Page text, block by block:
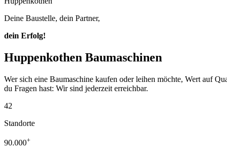
Deine Baustelle, dein Partner,
dein Erfolg!
Huppenkothen Baumaschinen
Wer sich eine Baumaschine kaufen oder leihen möchte, Wert auf
du Fragen hast: Wir sind jederzeit erreichbar.
42
Standorte
90.000+